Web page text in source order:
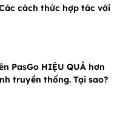
cách thức hợp tác với
PasGo HIỆU QUẢ hơn
truyền thống. Tại sao?